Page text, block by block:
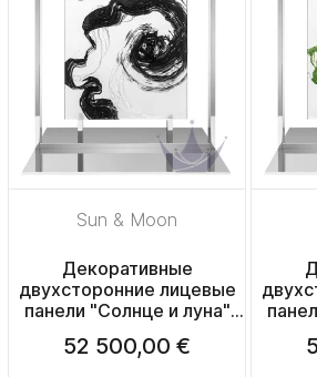
Sun & Moon
Декоративные
двухсторонние лицевые
панели "Солнце и луна"
52 500,00 €